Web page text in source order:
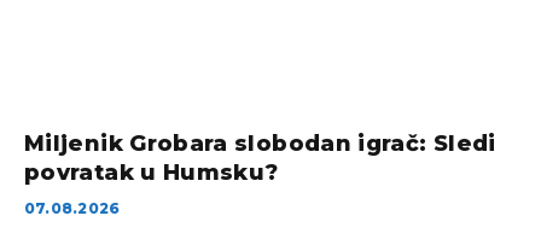
Miljenik Grobara slobodan igrač: Sledi
povratak u Humsku?
07.08.2026